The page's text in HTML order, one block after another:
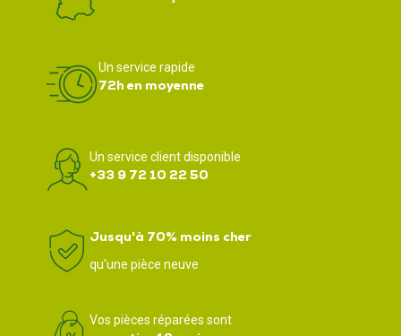
Un service rapide
72h en moyenne
Un service client disponible
+33 9 72 10 22 50
Jusqu'à 70% moins cher
qu'une pièce neuve
Vos pièces réparées sont